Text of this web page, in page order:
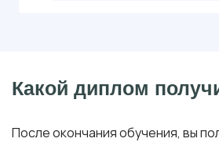
Какой диплом
После окончания обучения, вы